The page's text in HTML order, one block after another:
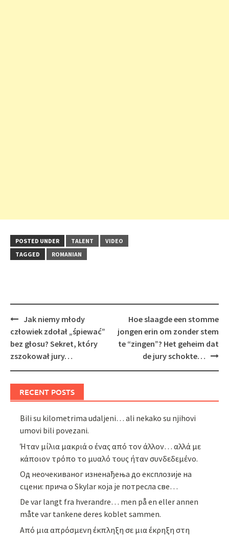
POSTED UNDER TALENT
VIDEO
TAGGED
ROMANIAN
Post
navigation
Jak niemy młody
człowiek zdołał „śpiewać”
bez głosu? Sekret, który
zszokował jury…
Hoe slaagde een stomme
jongen erin om zonder stem
te “zingen”? Het geheim dat
de jury schokte…
RECENT POSTS
Bili su kilometrima udaljeni… ali nekako su njihovi
umovi bili povezani.
Ήταν μίλια μακριά ο ένας από τον άλλον… αλλά με
κάποιον τρόπο το μυαλό τους ήταν συνδεδεμένο.
Од неочекиваног изненађења до експлозије на
сцени: прича о Skylar која је потресла све…
De var langt fra hverandre… men på en eller annen
måte var tankene deres koblet sammen.
Από μια απρόσμενη έκπληξη σε μια έκρηξη στη